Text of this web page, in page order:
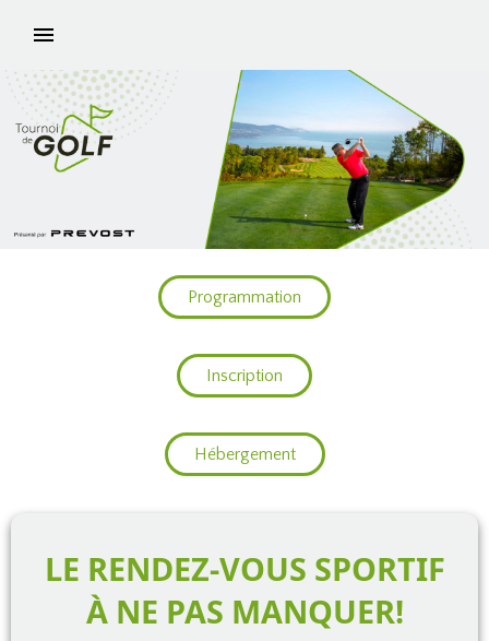
Programmation
Inscription
Hébergement
LE RENDEZ-VOUS SPORTIF
À NE PAS MANQUER!